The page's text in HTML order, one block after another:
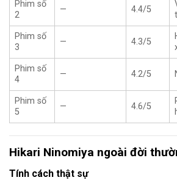
Phim số
2
— 4.4/5
Phim số
3
— 4.3/5
Phim số
4
— 4.2/5
Phim số
5
— 4.6/5
Hikari Ninomiya ngoài đời
Tính cách thật sự